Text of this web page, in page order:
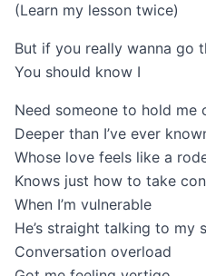
(Learn my lesson twice)
But if you really wanna go
You should know I
Need someone to hold me
Deeper than I’ve ever
Whose lovе feels like a
Knows just how to take
Whеn I’m vulnerable
He’s straight talking to my
Conversation overload